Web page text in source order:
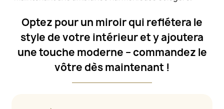
Optez pour un miroir qui reflétera le
style de votre intérieur et y ajoutera
une touche moderne – commandez le
vôtre dès maintenant !